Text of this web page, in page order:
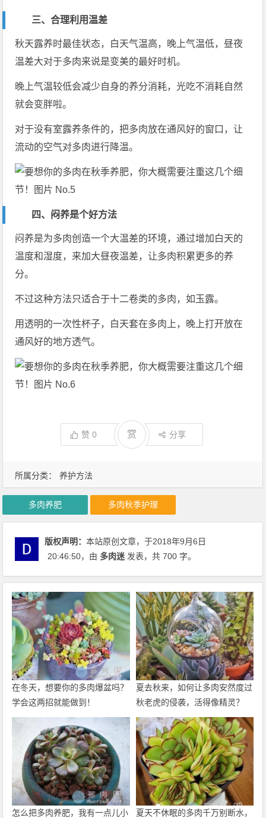
所属分类： 养护方法
三、合理利用温差
秋天露养时最佳状态，白天气温高，晚上气温低，昼夜
温差大对于多肉来说是变美的最好时机。
晚上气温较低会减少自身的养分消耗，光吃不消耗自然
就会变胖啦。
对于没有室露养条件的，把多肉放在通风好的窗口，让
流动的空气对多肉进行降温。
四、闷养是个好方法
闷养是为多肉创造一个大温差的环境，通过增加白天的
温度和湿度，来加大昼夜温差，让多肉积累更多的养
分。
不过这种方法只适合于十二卷类的多肉，如玉露。
用透明的一次性杯子，白天套在多肉上，晚上打开放在
通风好的地方透气。
赞0 赏 分享
多肉养肥 多肉秋季护理
版权声明：本站原创文章，于2018年9月6日
20:46:50，由 多肉迷 发表，共 700 字。
在冬天，想要你的多肉爆盆吗？
学会这两招就能做到！
夏去秋来，如何让多肉安然度过
秋老虎的侵袭，活得像精灵？
怎么把多肉养肥，我有一点儿小 夏天不休眠的多肉千万别断水，